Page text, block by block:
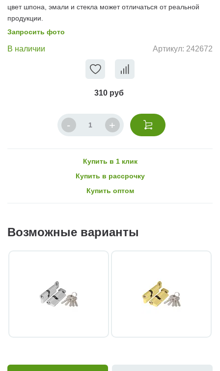
цвет шпона, эмали и стекла может отличаться от реальной
продукции.
Запросить фото
В наличии Артикул: 242672
310 руб
Купить в 1 клик
Купить в рассрочку
Купить оптом
Возможные варианты